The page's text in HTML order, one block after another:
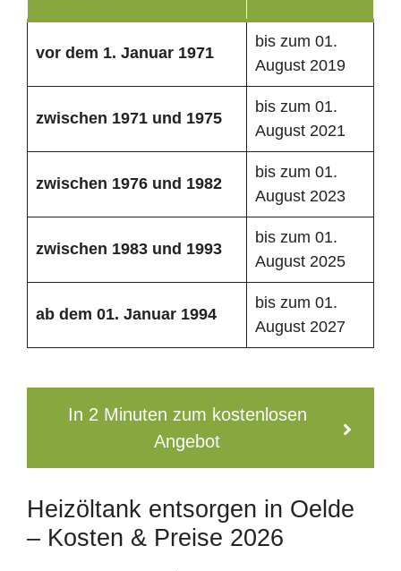
vor dem 1. Januar 1971
bis zum 01.
August 2019
zwischen 1971 und 1975
bis zum 01.
August 2021
zwischen 1976 und 1982
bis zum 01.
August 2023
zwischen 1983 und 1993
bis zum 01.
August 2025
ab dem 01. Januar 1994
bis zum 01.
August 2027
In 2 Minuten zum kostenlosen
Angebot
Heizöltank entsorgen in Oelde
– Kosten & Preise 2026